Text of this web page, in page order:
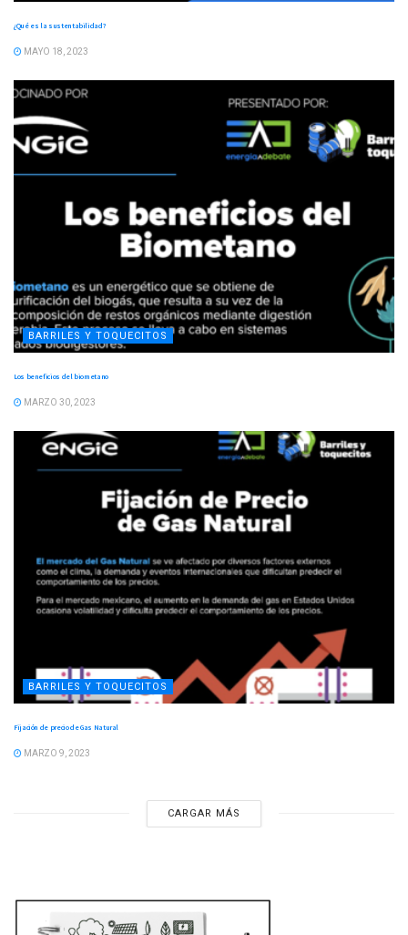
¿Qué es la sustentabilidad?
MAYO 18, 2023
BARRILES Y TOQUECITOS
Los beneficios del biometano
MARZO 30, 2023
BARRILES Y TOQUECITOS
Fijación de precio de Gas Natural
MARZO 9, 2023
CARGAR MÁS